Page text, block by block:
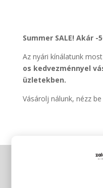
Summer SALE! Akár -
Az nyári kínálatunk
os kedvezménnyel
üzletekben.
Vásárolj nálunk, nézz